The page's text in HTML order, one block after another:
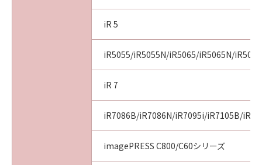
iR 5
iR5055/iR5055N/iR5065/iR5065N/
iR 7
iR7086B/iR7086N/iR7095i/iR7105B/
imagePRESS C800/C60シリーズ